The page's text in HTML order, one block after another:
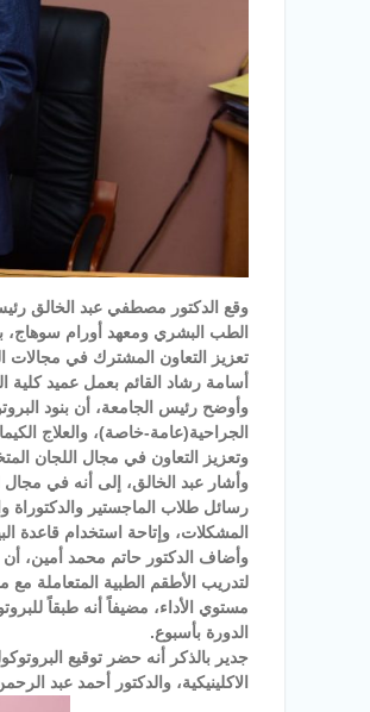
وقع الدكتور مصطفي عبد الخالق
الطب البشري ومعهد أورام
تعزيز التعاون المشترك في مجالات
أسامة رشاد القائم بعمل عميد
وأوضح رئيس الجامعة، أن بنود
الجراحية(عامة-خاصة)، والعلاج
وتعزيز التعاون في مجال اللجان
وأشار عبد الخالق، إلى أنه في
رسائل طلاب الماجستير والدكتوراة
المشكلات، وإتاحة استخدام قاعدة
وأضاف الدكتور حاتم محمد أمين،
لتدريب الأطقم الطبية المتعاملة
مستوي الأداء، مضيفاً أنه طبقاً
الدورة بأسبوع.
جدير بالذكر أنه حضر توقيع
الاكلينيكية، والدكتور أحمد عبد